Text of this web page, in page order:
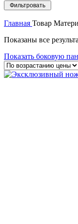
Фильтровать
Главная Товар
Показаны все
Показать боковую